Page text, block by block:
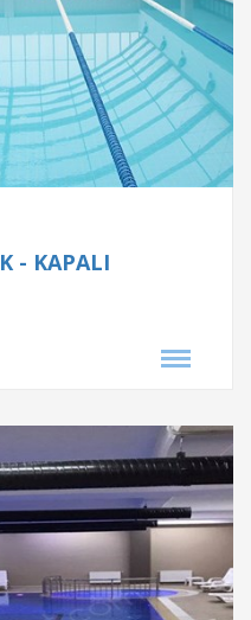
- KAPALI